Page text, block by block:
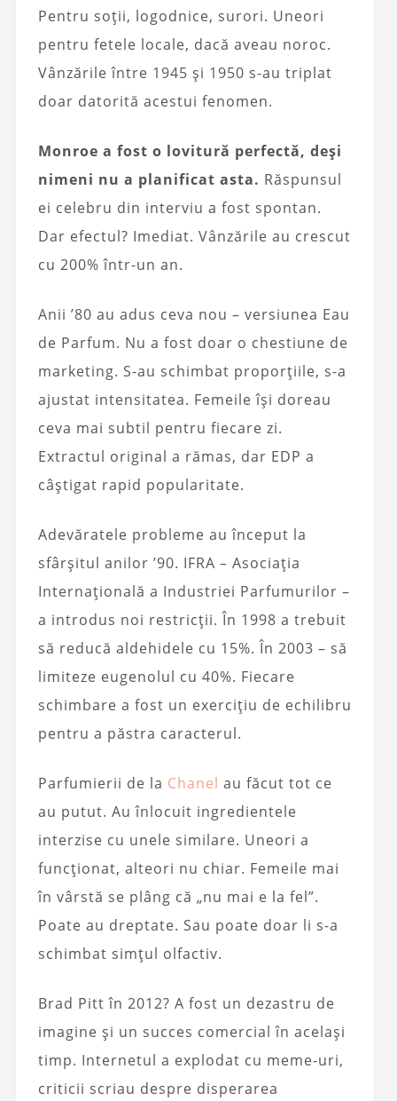
Pentru soții, logodnice, surori. Uneori
pentru fetele locale, dacă aveau noroc.
Vânzările între 1945 și 1950 s-au triplat
doar datorită acestui fenomen.
Monroe a fost o lovitură perfectă, deși
nimeni nu a planificat asta. Răspunsul
ei celebru din interviu a fost spontan.
Dar efectul? Imediat. Vânzările au crescut
cu 200% într-un an.
Anii ’80 au adus ceva nou – versiunea Eau
de Parfum. Nu a fost doar o chestiune de
marketing. S-au schimbat proporțiile, s-a
ajustat intensitatea. Femeile își doreau
ceva mai subtil pentru fiecare zi.
Extractul original a rămas, dar EDP a
câștigat rapid popularitate.
Adevăratele probleme au început la
sfârșitul anilor ’90. IFRA – Asociația
Internațională a Industriei Parfumurilor –
a introdus noi restricții. În 1998 a trebuit
să reducă aldehidele cu 15%. În 2003 – să
limiteze eugenolul cu 40%. Fiecare
schimbare a fost un exercițiu de echilibru
pentru a păstra caracterul.
Parfumierii de la Chanel au făcut tot ce
au putut. Au înlocuit ingredientele
interzise cu unele similare. Uneori a
funcționat, alteori nu chiar. Femeile mai
în vârstă se plâng că „nu mai e la fel”.
Poate au dreptate. Sau poate doar li s-a
schimbat simțul olfactiv.
Brad Pitt în 2012? A fost un dezastru de
imagine și un succes comercial în același
timp. Internetul a explodat cu meme-uri,
criticii scriau despre disperarea